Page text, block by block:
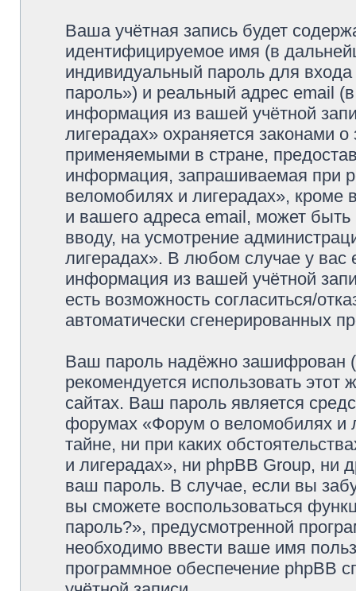
Ваша учётная запись будет
идентифицируемое имя (в
индивидуальный пароль для
пароль») и реальный адрес email
информация из вашей учётной
лигерадах» охраняется законами
применяемыми в стране,
информация, запрашиваемая при
веломобилях и лигерадах», кроме
и вашего адреса email, может быть
вводу, на усмотрение
лигерадах». В любом случае у вас
информация из вашей учётной
есть возможность согласиться/
автоматически сгенерированных
Ваш пароль надёжно зашифрован
рекомендуется использовать этот
сайтах. Ваш пароль является
форумах «Форум о веломобилях и
тайне, ни при каких
и лигерадах», ни phpBB Group, ни
ваш пароль. В случае, если вы
вы сможете воспользоваться
пароль?», предусмотренной
необходимо ввести ваше имя
программное обеспечение phpBB